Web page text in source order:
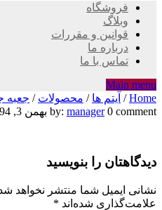
فروشگاه
وبلاگ
قوانین و مقررات
درباره ما
تماس با ما
Main menu
Home
/ آیتم ها / محصولات / جعبه
22240
by: manager 0 comment بهمن 3, 1394
دیدگاهتان را بنویسید
نشانی ایمیل شما منتشر نخواهد
علامت‌گذاری شده‌اند *